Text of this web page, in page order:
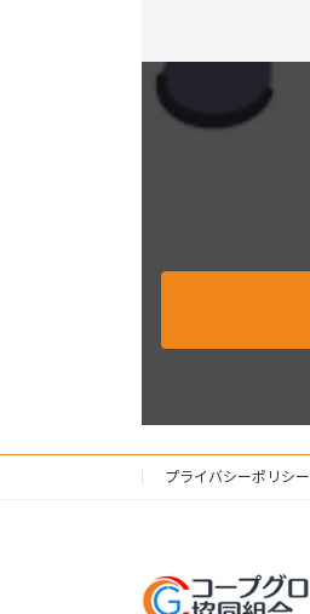
プライバシーポリシー